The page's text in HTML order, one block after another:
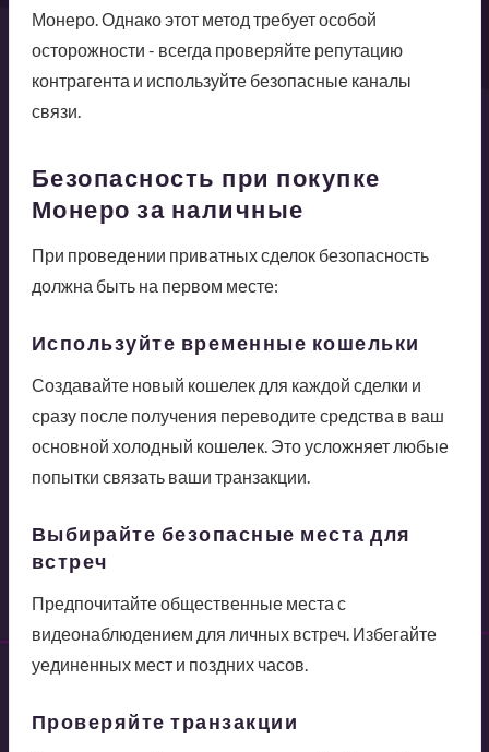
Монеро. Однако этот метод требует особой
осторожности - всегда проверяйте репутацию
контрагента и используйте безопасные каналы
связи.
Безопасность при покупке
Монеро за наличные
При проведении приватных сделок безопасность
должна быть на первом месте:
Используйте временные кошельки
Создавайте новый кошелек для каждой сделки и
сразу после получения переводите средства в ваш
основной холодный кошелек. Это усложняет любые
попытки связать ваши транзакции.
Выбирайте безопасные места для
встреч
Предпочитайте общественные места с
видеонаблюдением для личных встреч. Избегайте
уединенных мест и поздних часов.
Проверяйте транзакции